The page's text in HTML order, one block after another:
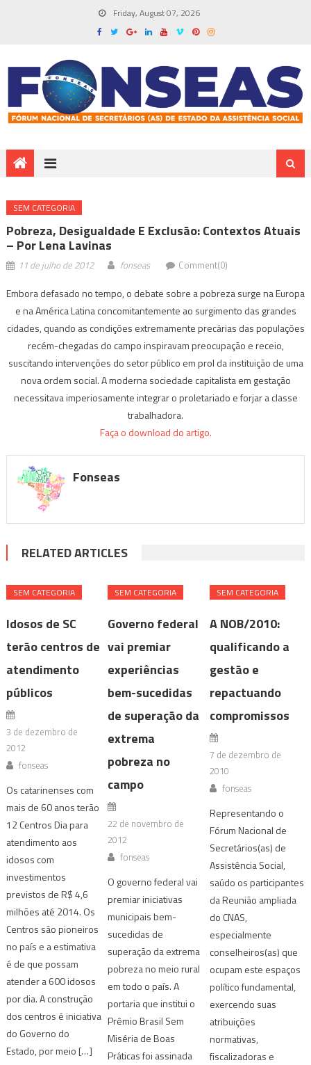
Friday, August 07, 2026
SEM CATEGORIA
Pobreza, Desigualdade E Exclusão: Contextos Atuais
– Por Lena Lavinas
11 de julho de 2012 fonseas Comment(0)
Embora defasado no tempo, o debate sobre a pobreza surge na Europa
e na América Latina concomitantemente ao surgimento das grandes
cidades, quando as condições extremamente precárias das populações
recém-chegadas do campo inspiravam preocupação e receio,
suscitando intervenções do setor público em prol da instituição de uma
nova ordem social. A moderna sociedade capitalista em gestação
necessitava imperiosamente integrar o proletariado e forjar a classe
trabalhadora.
Faça o download do artigo.
Fonseas
RELATED ARTICLES
SEM CATEGORIA
Idosos de SC
terão centros de
atendimento
públicos
3 de dezembro de
2012
fonseas
Os catarinenses com
mais de 60 anos terão
12 Centros Dia para
atendimento aos
idosos com
investimentos
previstos de R$ 4,6
milhões até 2014. Os
Centros são pioneiros
no país e a estimativa
é de que possam
atender a 600 idosos
por dia. A construção
dos centros é iniciativa
do Governo do
Estado, por meio […]
SEM CATEGORIA
Governo federal
vai premiar
experiências
bem-sucedidas
de superação da
extrema
pobreza no
campo
22 de novembro de
2012
fonseas
O governo federal vai
premiar iniciativas
municipais bem-
sucedidas de
superação da extrema
pobreza no meio rural
em todo o país. A
portaria que institui o
Prêmio Brasil Sem
Miséria de Boas
Práticas foi assinada
SEM CATEGORIA
A NOB/2010:
qualificando a
gestão e
repactuando
compromissos
7 de dezembro de
2010
fonseas
Representando o
Fórum Nacional de
Secretários(as) de
Assistência Social,
saúdo os participantes
da Reunião ampliada
do CNAS,
especialmente
conselheiros(as) que
ocupam este espaços
político fundamental,
exercendo suas
atribuições
normativas,
fiscalizadoras e